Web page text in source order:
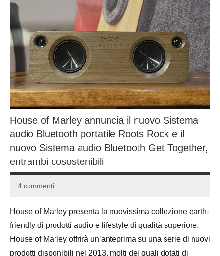
House of Marley annuncia il nuovo Sistema
audio Bluetooth portatile Roots Rock e il
nuovo Sistema audio Bluetooth Get Together,
entrambi cosostenibili
18
2016
Andrea
4 commenti
House of Marley presenta la nuovissima collezione earth-
friendly di prodotti audio e lifestyle di qualità superiore.
House of Marley offrirà un’anteprima su una serie di nuovi
prodotti disponibili nel 2013, molti dei quali dotati di